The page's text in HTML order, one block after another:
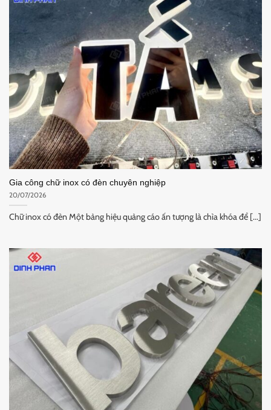
Gia công chữ inox có đèn chuyên nghiệp
20/07/2026
Chữ inox có đèn Một bảng hiệu quảng cáo ấn tượng là chìa khóa để [...]